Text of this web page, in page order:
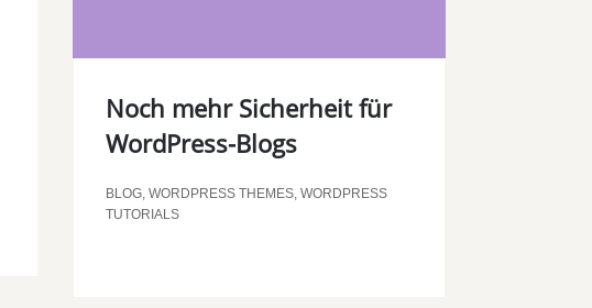
Noch mehr Sicherheit für
WordPress-Blogs
BLOG, WORDPRESS THEMES, WORDPRESS
TUTORIALS